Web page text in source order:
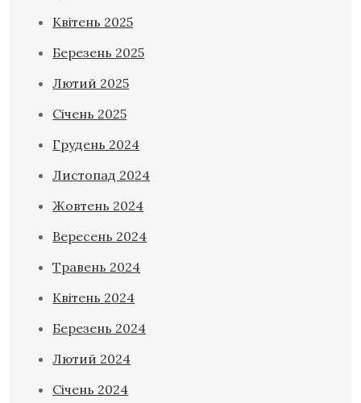
Квітень 2025
Березень 2025
Лютий 2025
Січень 2025
Грудень 2024
Листопад 2024
Жовтень 2024
Вересень 2024
Травень 2024
Квітень 2024
Березень 2024
Лютий 2024
Січень 2024